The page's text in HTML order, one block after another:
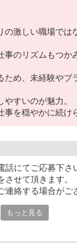
の激しい職場では
事のリズムもつか
ため、未経験やブ
すいのが魅力。
を穏やかに続け
話にてご応募下さ
せて頂きます。
絡する場合がご
もっと見る